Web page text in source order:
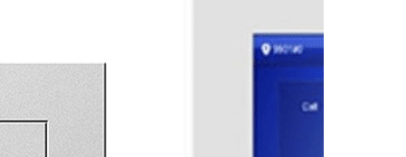
לקוחות המתקינים מערכת אינטרקום לבית פרטי מדווחים על תחושת
ביטחון מוגברת ונוחות בשימוש היומיומי. לדוגמה, משפחות הצליחו לזהות
במהירות מבקרים בלתי קרואים ולמנוע כניסה לא מורשית, וכן לשלב את
האינטרקום עם מערכות תאורה ונעילה אוטומטיות בבית חכם.